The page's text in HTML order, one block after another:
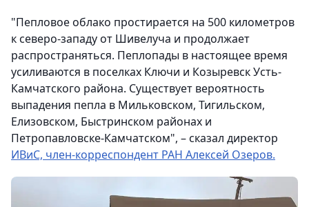
"Пепловое облако простирается на 500 километров
к северо-западу от Шивелуча и продолжает
распространяться. Пеплопады в настоящее время
усиливаются в поселках Ключи и Козыревск Усть-
Камчатского района. Существует вероятность
выпадения пепла в Мильковском, Тигильском,
Елизовском, Быстринском районах и
Петропавловске-Камчатском", – сказал директор
ИВиС, член-корреспондент РАН Алексей Озеров.